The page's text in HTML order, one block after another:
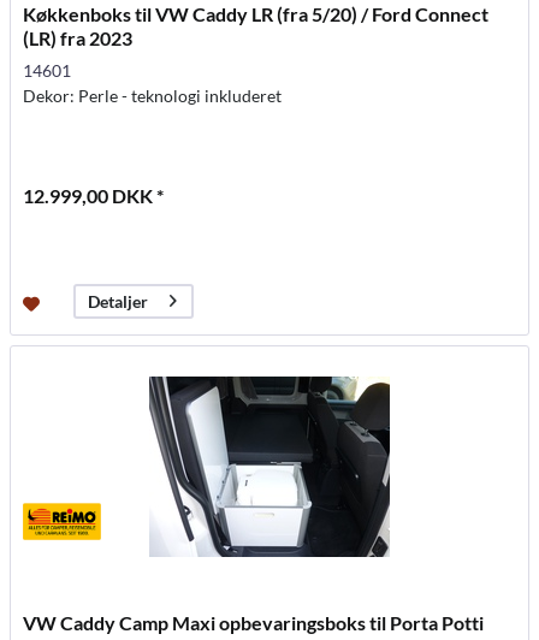
Køkkenboks til VW Caddy LR (fra 5/20) / Ford Connect
(LR) fra 2023
14601
Dekor: Perle - teknologi inkluderet
12.999,00 DKK *
Detaljer
VW Caddy Camp Maxi opbevaringsboks til Porta Potti